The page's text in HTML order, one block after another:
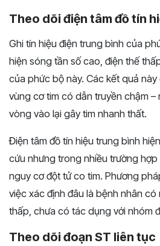
Theo dõi điện tâm đồ tín
Ghi tín hiệu điện trung bình của
hiện sóng tần số cao, điện thế
của phức bộ này. Các kết quả
vùng cơ tim có dẫn truyền chậm –
vòng vào lại gây tim nhanh thất.
Điện tâm đồ tín hiệu trung bình
cứu nhưng trong nhiều trường
nguy cơ đột tử co tim. Phương
việc xác định đâu là bệnh nhân
thấp, chưa có tác dụng với nhóm
Theo dõi đoạn ST liên tục